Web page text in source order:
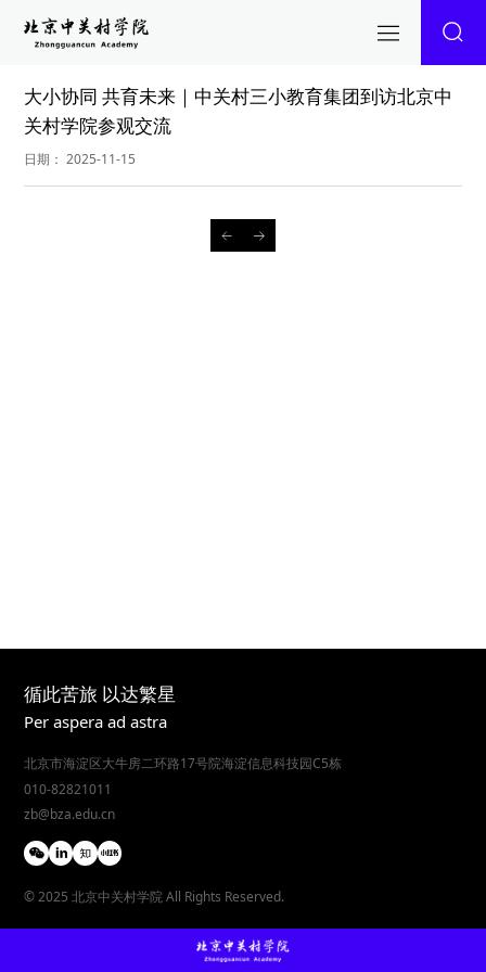
大小协同 共育未来｜中关村三小教育集团到访北京中
关村学院参观交流
日期： 2025-11-15
循此苦旅 以达繁星
Per aspera ad astra
北京市海淀区大牛房二环路17号院海淀信息科技园C5栋
010-82821011
zb@bza.edu.cn
© 2025 北京中关村学院 All Rights Reserved.